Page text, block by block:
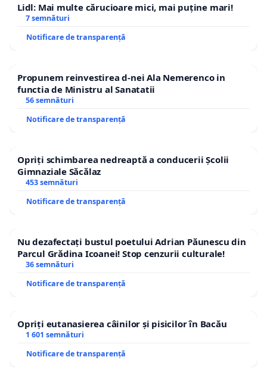
Lidl: Mai multe cărucioare mici, mai puține mari!
7 semnături
Notificare de transparență
Propunem reinvestirea d-nei Ala Nemerenco in
functia de Ministru al Sanatatii
56 semnături
Notificare de transparență
Opriți schimbarea nedreaptă a conducerii Școlii
Gimnaziale Săcălaz
453 semnături
Notificare de transparență
Nu dezafectați bustul poetului Adrian Păunescu din
Parcul Grădina Icoanei! Stop cenzurii culturale!
36 semnături
Notificare de transparență
Opriți eutanasierea câinilor și pisicilor în Bacău
1 601 semnături
Notificare de transparență